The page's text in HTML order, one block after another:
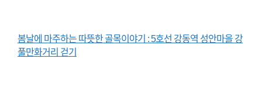
봄날에 마주하는 따뜻한 골목이야기 : 5호선 강동역 성안마을 강
풀만화거리 걷기